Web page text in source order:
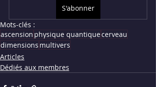
S'abonner
Mots-clés :
ascension physique quantiquecerveau
dimensions multivers
Articles
Dédiés aux membres